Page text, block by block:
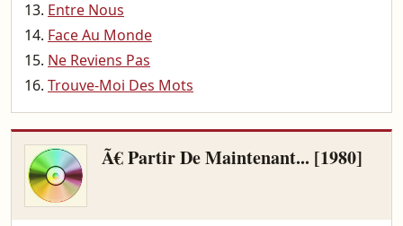
Entre Nous
Face Au Monde
Ne Reviens Pas
Trouve-Moi Des Mots
Ã€ Partir De Maintenant... [1980]